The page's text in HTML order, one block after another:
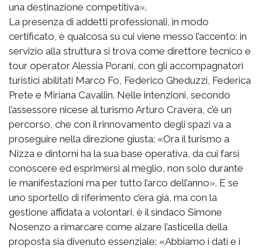
una destinazione competitiva».
La presenza di addetti professionali, in modo
certificato, è qualcosa su cui viene messo l’accento: in
servizio alla struttura si trova come direttore tecnico e
tour operator Alessia Porani, con gli accompagnatori
turistici abilitati Marco Fo, Federico Gheduzzi, Federica
Prete e Miriana Cavallin. Nelle intenzioni, secondo
l’assessore nicese al turismo Arturo Cravera, c’è un
percorso, che con il rinnovamento degli spazi va a
proseguire nella direzione giusta: «Ora il turismo a
Nizza e dintorni ha la sua base operativa, da cui farsi
conoscere ed esprimersi al meglio, non solo durante
le manifestazioni ma per tutto l’arco dell’anno». E se
uno sportello di riferimento c’era già, ma con la
gestione affidata a volontari, è il sindaco Simone
Nosenzo a rimarcare come alzare l’asticella della
proposta sia divenuto essenziale: «Abbiamo i dati e i